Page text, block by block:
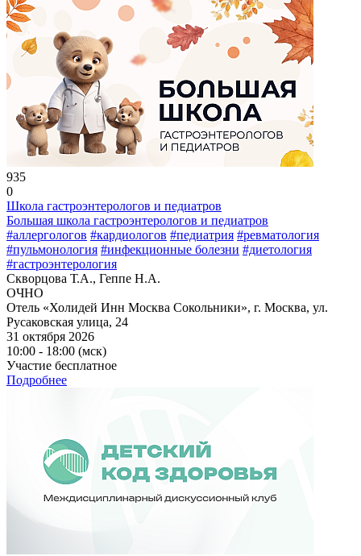
935
0
Школа гастроэнтерологов и педиатров
Большая школа гастроэнтерологов и педиатров
#аллергологов #кардиологов #педиатрия #ревматология
#пульмонология #инфекционные болезни #диетология
#гастроэнтерология
Скворцова Т.А., Геппе Н.А.
ОЧНО
Отель «Холидей Инн Москва Сокольники», г. Москва, ул.
Русаковская улица, 24
31 октября 2026
10:00 - 18:00 (мск)
Участие бесплатное
Подробнее